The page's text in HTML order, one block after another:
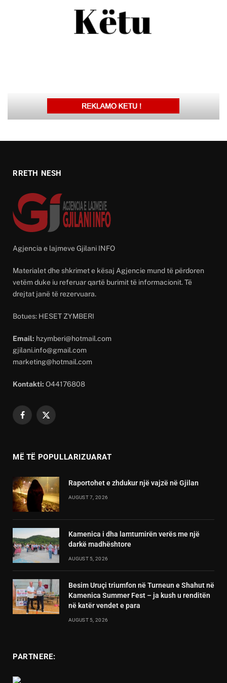
RRETH NESH
Agjencia e lajmeve Gjilani INFO
Materialet dhe shkrimet e kësaj Agjencie mund të përdoren
vetëm duke iu referuar qartë burimit të informacionit. Të
drejtat janë të rezervuara.
Botues: HESET ZYMBERI
Email: hzymberi@hotmail.com
gjilani.info@gmail.com
marketing@hotmail.com
Kontakti: O44176808
Facebook
X
MË TË POPULLARIZUARAT
Raportohet e zhdukur një vajzë në Gjilan
AUGUST 7, 2026
Kamenica i dha lamtumirën verës me një
darkë madhështore
AUGUST 5, 2026
Besim Uruçi triumfon në Turneun e Shahut në
Kamenica Summer Fest – ja kush u renditën
në katër vendet e para
AUGUST 5, 2026
PARTNERE: